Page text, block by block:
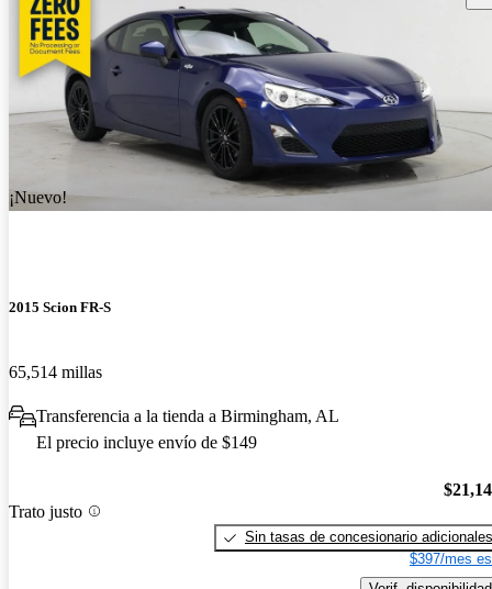
¡Nuevo!
2015 Scion FR-S
65,514 millas
Transferencia a la tienda a Birmingham, AL
El precio incluye envío de $149
Trato justo
Sin tasas de concesionario adicionales
$397/mes